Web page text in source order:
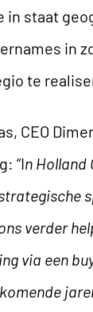
in staat
in
te
CEO
“In Holland
verder
via een